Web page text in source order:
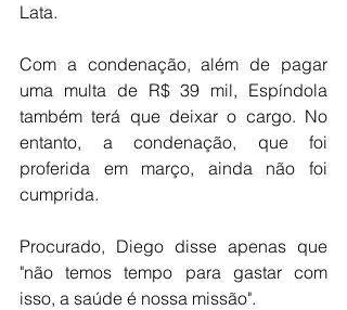
Lata.
Com a condenação, além de pagar
uma multa de R$ 39 mil, Espíndola
também terá que deixar o cargo. No
entanto, a condenação, que foi
proferida em março, ainda não foi
cumprida.
Procurado, Diego disse apenas que
"não temos tempo para gastar com
isso, a saúde é nossa missão".